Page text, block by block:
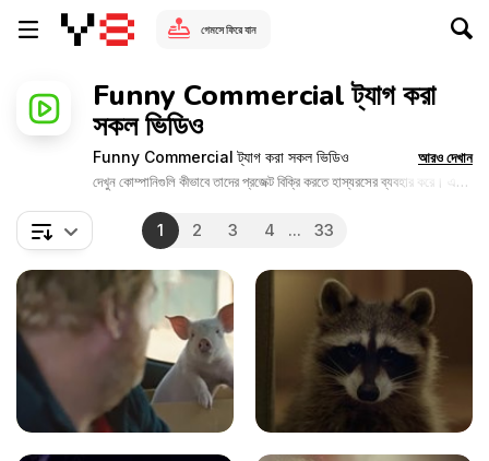
গেমসে ফিরে যান
Funny Commercial ট্যাগ করা
সকল ভিডিও
Funny Commercial ট্যাগ করা সকল ভিডিও
দেখুন কোম্পানিগুলি কীভাবে তাদের প্রজেক্ট বিক্রি করতে হাস্যরসের ব্যবহার করে। এই
বিড়ালের মজার কার্যকলাপ একটি মজার উপাদান তৈরি করে। বড় ব্র্যান্ডগুলি তাদের পণ্যকে
মজার মুহূর্তগুলি থেকে পাওয়া আনন্দের সাথে যুক্ত করতে চায়।
আরও দেখান
1 2 3 4 ... 33